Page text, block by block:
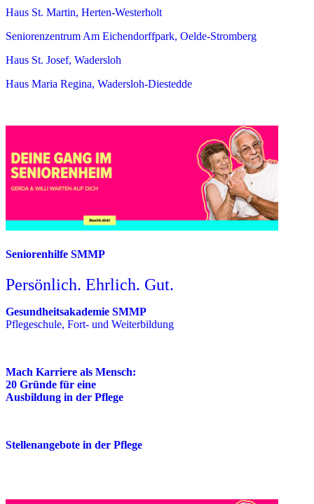
Haus St. Martin, Herten-Westerholt
Seniorenzentrum Am Eichendorffpark, Oelde-Stromberg
Haus St. Josef, Wadersloh
Haus Maria Regina, Wadersloh-Diestedde
Seniorenhilfe SMMP
Persönlich. Ehrlich. Gut.
Gesundheitsakademie SMMP
Pflegeschule, Fort- und Weiterbildung
Mach Karriere als Mensch:
20 Gründe für eine
Ausbildung in der Pflege
Stellenangebote in der Pflege